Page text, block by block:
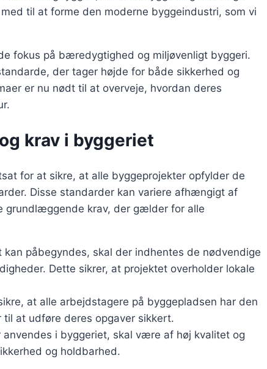
til at forme den moderne byggeindustri, som vi
fokus på bæredygtighed og miljøvenligt byggeri.
der tager højde for både sikkerhed og
er nu nødt til at overveje, hvordan deres
krav i byggeriet
for at sikre, at alle byggeprojekter opfylder de
Disse standarder kan variere afhængigt af
grundlæggende krav, der gælder for alle
kan påbegyndes, skal der indhentes de nødvendige
Dette sikrer, at projektet overholder lokale
at alle arbejdstagere på byggepladsen har den
at udføre deres opgaver sikkert.
anvendes i byggeriet, skal være af høj kvalitet og
og holdbarhed.